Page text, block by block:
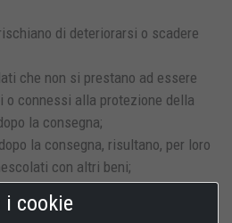
di deteriorarsi o scadere
che non si prestano ad essere
connessi alla protezione della
la consegna;
la consegna, risultano, per loro
con altri beni;
il cui prezzo sia stato
conclusione del contratto di
cookie